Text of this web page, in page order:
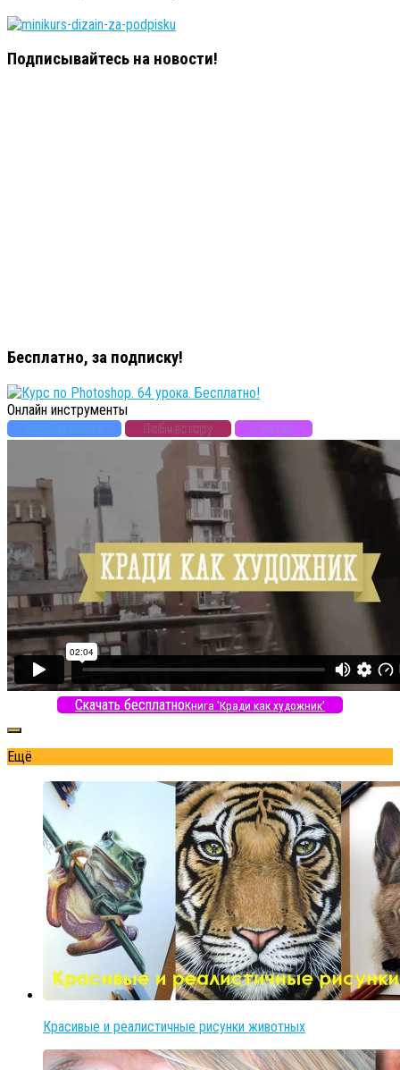
Подписывайтесь на новости!
Бесплатно, за подписку!
Онлайн инструменты
Изображения
Вебмастеру Разное
Скачать бесплатноКнига 'Кради как художник'
Ещё
Красивые и реалистичные рисунки животных